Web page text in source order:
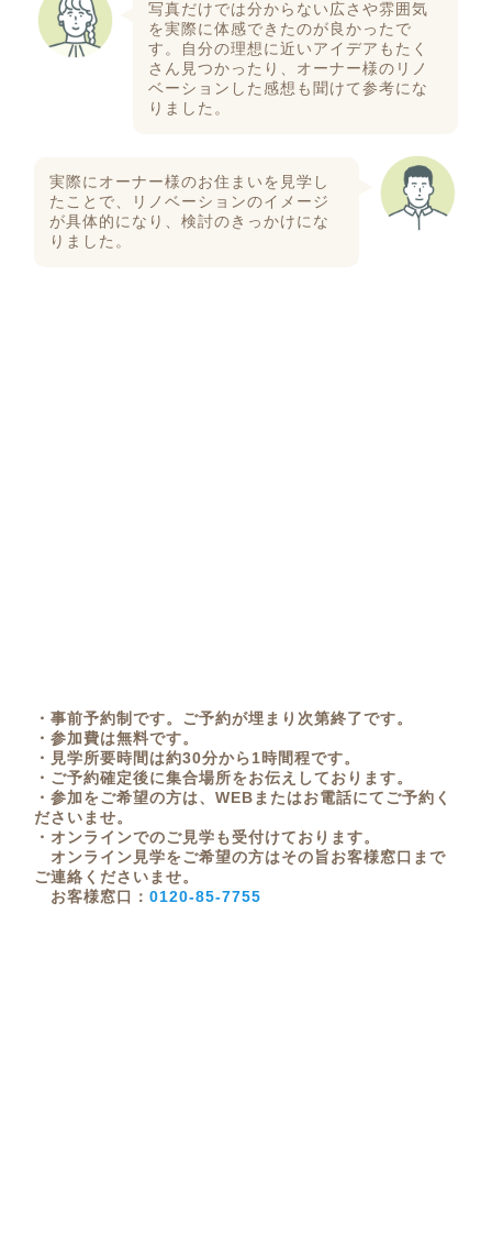
写真だけでは分からない広さや雰囲気
を実際に体感できたのが良かったで
す。自分の理想に近いアイデアもたく
さん見つかったり、オーナー様のリノ
ベーションした感想も聞けて参考にな
りました。
実際にオーナー様のお住まいを見学し
たことで、リノベーションのイメージ
が具体的になり、検討のきっかけにな
りました。
・事前予約制です。ご予約が埋まり次第終了です。
・参加費は無料です。
・見学所要時間は約30分から1時間程です。
・ご予約確定後に集合場所をお伝えしております。
・参加をご希望の方は、WEBまたはお電話にてご予約く
ださいませ。
・オンラインでのご見学も受付けております。
オンライン見学をご希望の方はその旨お客様窓口まで
ご連絡くださいませ。
お客様窓口：0120-85-7755